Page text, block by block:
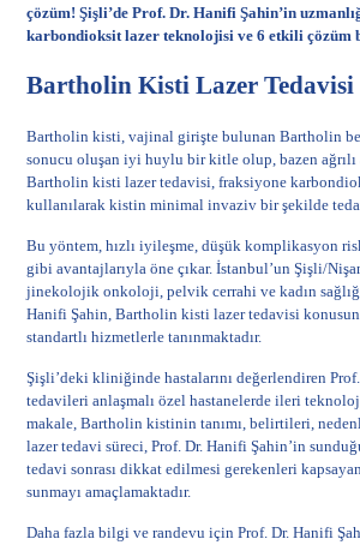
çözüm! Şişli’de Prof. Dr. Hanifi Şahin’in
karbondioksit lazer teknolojisi ve 6 etkili çözüm
Bartholin Kisti Lazer
Bartholin kisti, vajinal girişte bulunan Bartholin
sonucu oluşan iyi huylu bir kitle olup, bazen ağrılı
Bartholin kisti lazer tedavisi, fraksiyone
kullanılarak kistin minimal invaziv bir şekilde
Bu yöntem, hızlı iyileşme, düşük komplikasyon
gibi avantajlarıyla öne çıkar. İstanbul’un Şişli/
jinekolojik onkoloji, pelvik cerrahi ve kadın
Hanifi Şahin, Bartholin kisti lazer tedavisi
standartlı hizmetlerle tanınmaktadır.
Şişli’deki kliniğinde hastalarını değerlendiren
tedavileri anlaşmalı özel hastanelerde ileri
makale, Bartholin kistinin tanımı, belirtileri,
lazer tedavi süreci, Prof. Dr. Hanifi Şahin’in
tedavi sonrası dikkat edilmesi gerekenleri
sunmayı amaçlamaktadır.
Daha fazla bilgi ve randevu içinProf. Dr. Hanifi